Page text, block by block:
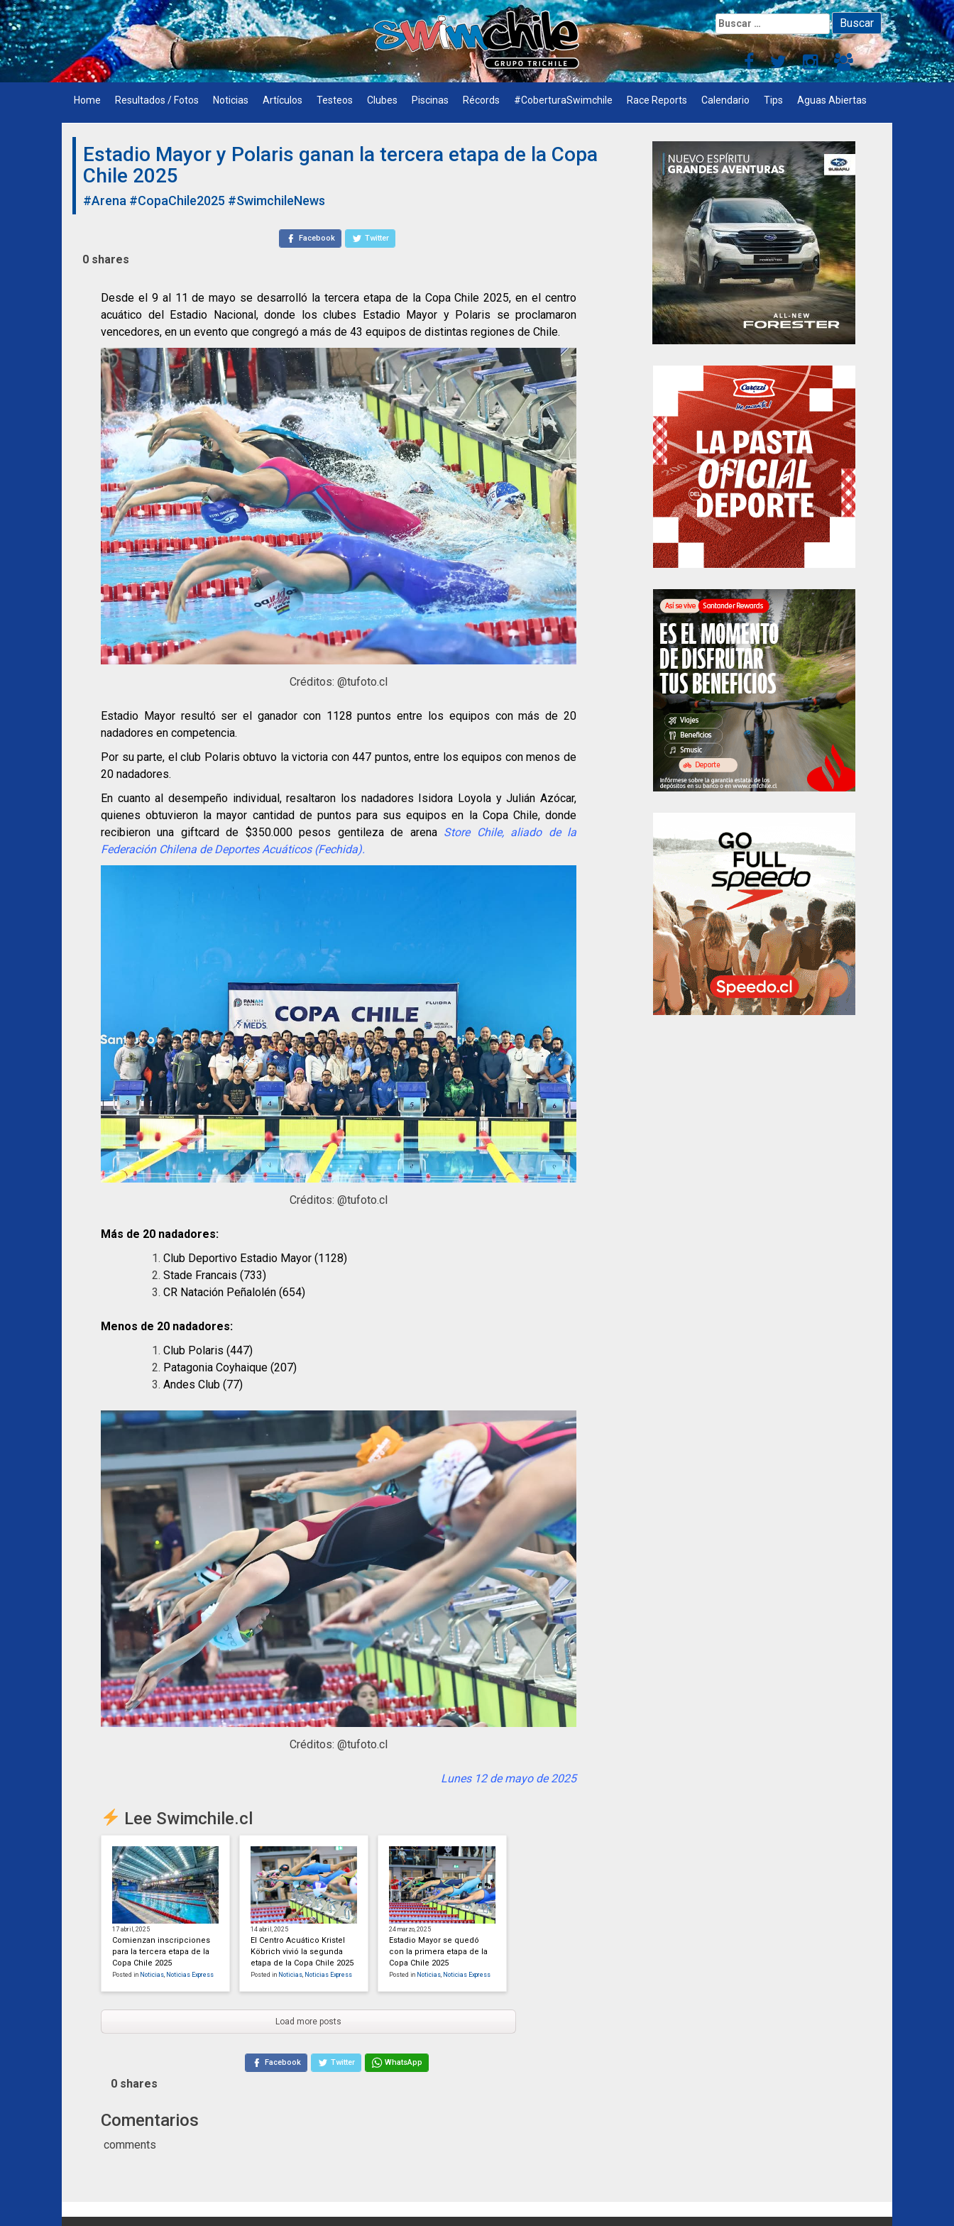
Skip
to
content
Buscar:
Home Resultados / Fotos Noticias Artículos Testeos Clubes Piscinas Récords #CoberturaSwimchile Race Reports Calendario Tips Aguas Abiertas
Estadio Mayor y Polaris ganan la tercera etapa de la Copa
Chile 2025
#Arena #CopaChile2025 #SwimchileNews
Facebook Twitter
0 shares
Desde el 9 al 11 de mayo se desarrolló la tercera etapa de la Copa Chile 2025, en el centro
acuático del Estadio Nacional, donde los clubes Estadio Mayor y Polaris se proclamaron
vencedores, en un evento que congregó a más de 43 equipos de distintas regiones de Chile.
Créditos: @tufoto.cl
Estadio Mayor resultó ser el ganador con 1128 puntos entre los equipos con más de 20
nadadores en competencia.
Por su parte, el club Polaris obtuvo la victoria con 447 puntos, entre los equipos con menos de
20 nadadores.
En cuanto al desempeño individual, resaltaron los nadadores Isidora Loyola y Julián Azócar,
quienes obtuvieron la mayor cantidad de puntos para sus equipos en la Copa Chile, donde
recibieron una giftcard de $350.000 pesos gentileza de arena Store Chile, aliado de la
Federación Chilena de Deportes Acuáticos (Fechida).
Créditos: @tufoto.cl
Más de 20 nadadores:
Club Deportivo Estadio Mayor (1128)
Stade Francais (733)
CR Natación Peñalolén (654)
Menos de 20 nadadores:
Club Polaris (447)
Patagonia Coyhaique (207)
Andes Club (77)
Créditos: @tufoto.cl
Lunes 12 de mayo de 2025
Lee Swimchile.cl
17 abril, 2025
Comienzan inscripciones
para la tercera etapa de la
Copa Chile 2025
Posted in Noticias Noticias Express
14 abril, 2025
El Centro Acuático Kristel
Köbrich vivió la segunda
etapa de la Copa Chile 2025
Posted in Noticias Noticias Express
24 marzo, 2025
Estadio Mayor se quedó
con la primera etapa de la
Copa Chile 2025
Posted in Noticias Noticias Express
Load more posts
Facebook Twitter WhatsApp
0 shares
Comentarios
comments